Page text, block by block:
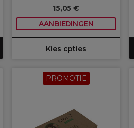
15,05 €
AANBIEDINGEN
Kies opties
PROMOTIE